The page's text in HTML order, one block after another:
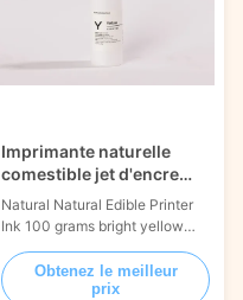
Imprimante naturelle
comestible jet d'encre
jaune vif pour pizza
biscuit 100 grammes
personnalisé
Natural Natural Edible Printer
Ink 100 grams bright yellow
color perfect for customizing
treats like pizzas biscuits and
milk teas with ease 100g
Obtenez le meilleur
prix